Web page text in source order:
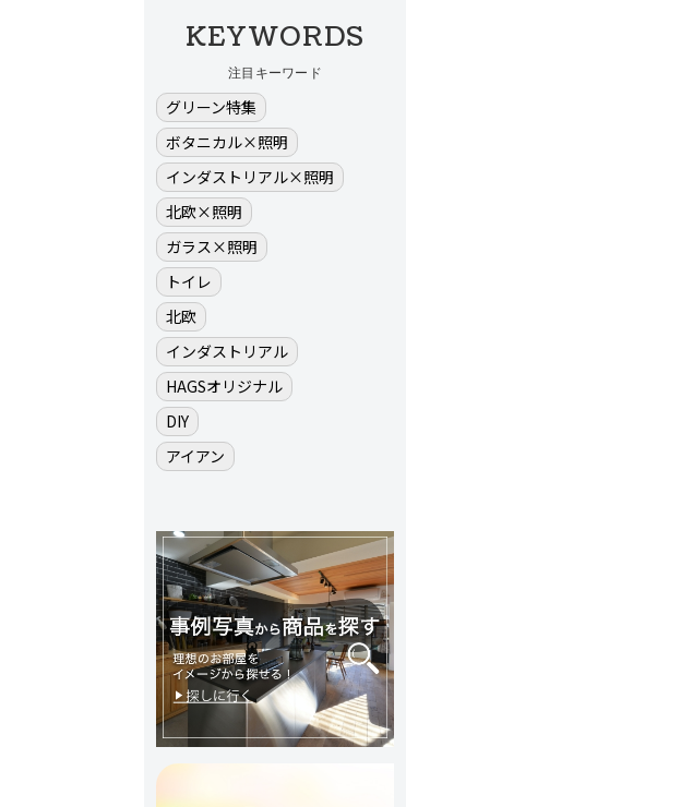
KEYWORDS
注目キーワード
グリーン特集
ボタニカル×照明
インダストリアル×照明
北欧×照明
ガラス×照明
トイレ
北欧
インダストリアル
HAGSオリジナル
DIY
アイアン